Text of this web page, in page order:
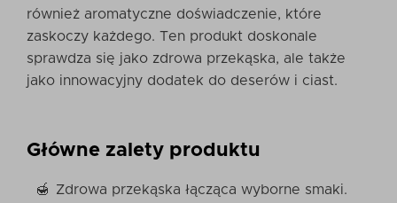
również aromatyczne doświadczenie, które
zaskoczy każdego. Ten produkt doskonale
sprawdza się jako zdrowa przekąska, ale także
jako innowacyjny dodatek do deserów i ciast.
Główne zalety produktu
Zdrowa przekąska łącząca wyborne smaki.